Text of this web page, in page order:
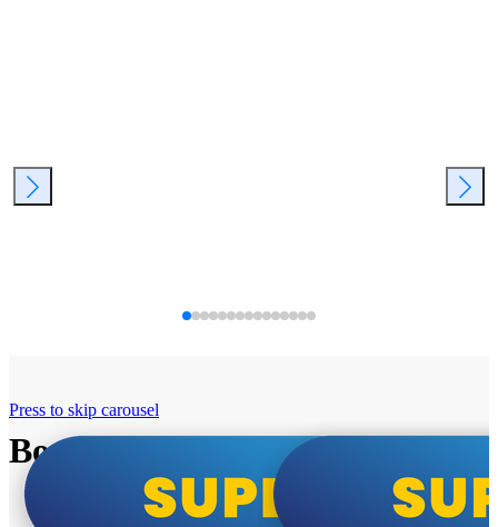
Bosch super cene
Press to skip carousel